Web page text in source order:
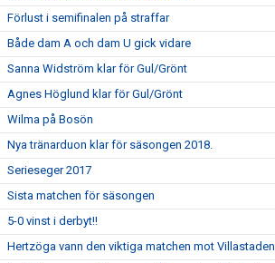
Förlust i semifinalen på straffar
Både dam A och dam U gick vidare
Sanna Widström klar för Gul/Grönt
Agnes Höglund klar för Gul/Grönt
Wilma på Bosön
Nya tränarduon klar för säsongen 2018.
Serieseger 2017
Sista matchen för säsongen
5-0 vinst i derbyt!!
Hertzöga vann den viktiga matchen mot Villastaden